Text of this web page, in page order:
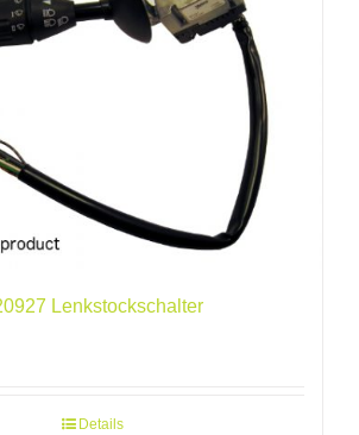
Lenkstockschalter
Details